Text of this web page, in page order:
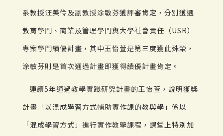
系教授汪美伶及副教授涂敏芬獲評審肯定，分別獲選
教育學門、商業及管理學門與大學社會責任（USR）
專案學門績優計畫，其中王怡萱是第三度獲此殊榮，
涂敏芬則是首次通過計畫即獲得績優計畫肯定。
連續5年通過教學實踐研究計畫的王怡萱，說明獲獎
計畫「以混成學習方式輔助實作課的教與學」係以
「混成學習方式」進行實作教學課程，課堂上特別加